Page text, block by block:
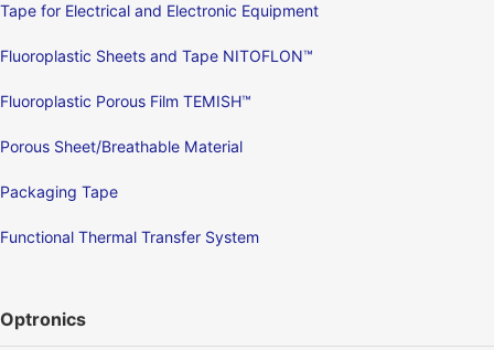
Tape for Electrical and Electronic Equipment
Fluoroplastic Sheets and Tape NITOFLON™
Fluoroplastic Porous Film TEMISH™
Porous Sheet/Breathable Material
Packaging Tape
Functional Thermal Transfer System
Optronics